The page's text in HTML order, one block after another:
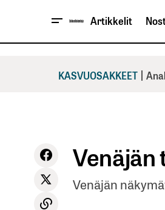
Artikkelit
KASVUOSAKKEET |
Venäjän